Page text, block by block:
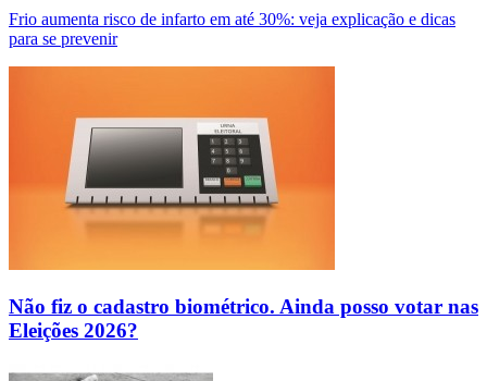
Frio aumenta risco de infarto em até 30%: veja explicação e dicas
para se prevenir
Não fiz o cadastro biométrico. Ainda posso votar nas
Eleições 2026?